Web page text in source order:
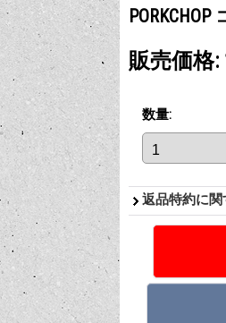
販売価格:
数量:
返品特約に